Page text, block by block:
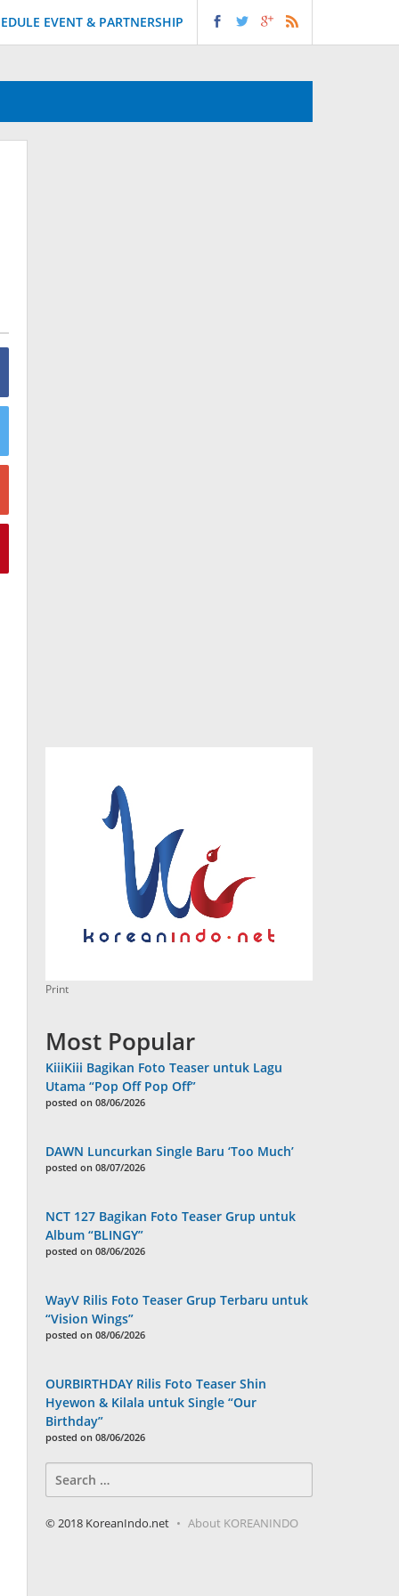
EVENT & PARTNERSHIP
Print
Most Popular
KiiiKiii Bagikan Foto Teaser untuk Lagu
Utama “Pop Off Pop Off”
posted on 08/06/2026
DAWN Luncurkan Single Baru ‘Too Much’
posted on 08/07/2026
NCT 127 Bagikan Foto Teaser Grup untuk
Album “BLINGY”
posted on 08/06/2026
WayV Rilis Foto Teaser Grup Terbaru untuk
“Vision Wings”
posted on 08/06/2026
OURBIRTHDAY Rilis Foto Teaser Shin
Hyewon & Kilala untuk Single “Our
Birthday”
posted on 08/06/2026
for:
© 2018 KoreanIndo.net About KOREANINDO